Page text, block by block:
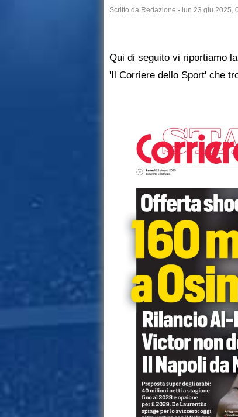
Scritto da Redazione - lun 23 giu 2025,
Qui di seguito vi riportiamo
'Il Corriere dello Sport' che